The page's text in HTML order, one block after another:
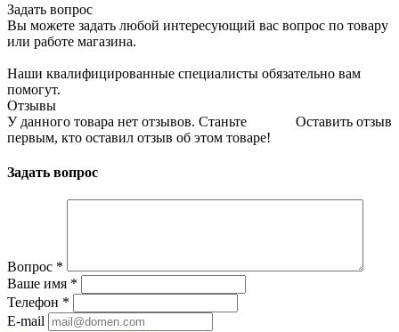
Задать вопрос
Вы можете задать любой интересующий вас вопрос по товару
или работе магазина.
Наши квалифицированные специалисты обязательно вам
помогут.
Отзывы
Оставить отзыв
У данного товара нет отзывов. Станьте
первым, кто оставил отзыв об этом товаре!
Задать вопрос
Вопрос *
Ваше имя *
Телефон *
E-mail